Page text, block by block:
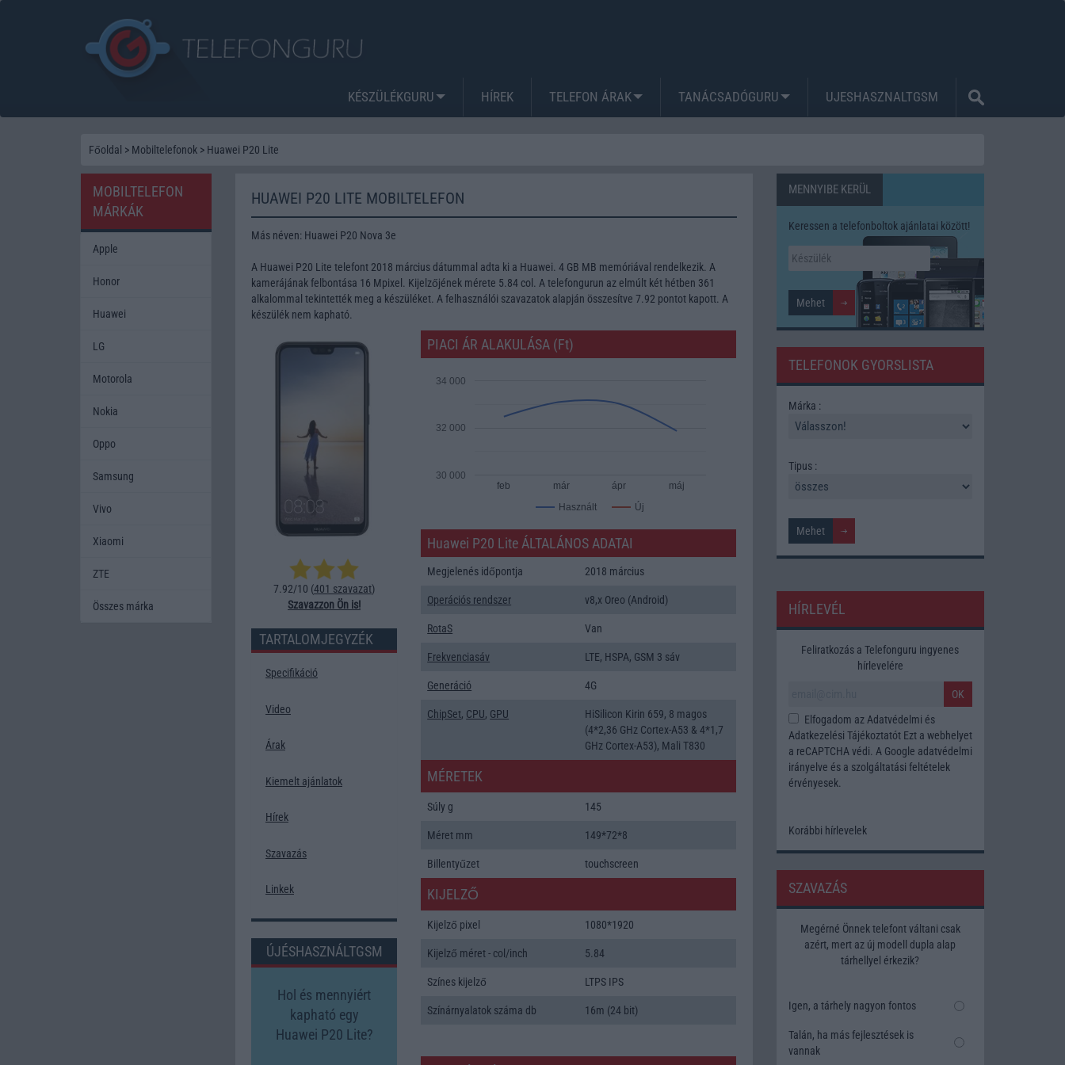
KÉSZÜLÉKGURU HÍREK TELEFON ÁRAK TANÁCSADÓGURU UJESHASZNALTGSM
Főoldal > Mobiltelefonok > Huawei P20 Lite
HUAWEI P20 LITE MOBILTELEFON
Más néven: Huawei P20 Nova 3e
A Huawei P20 Lite telefont 2018 március dátummal adta ki a Huawei. 4 GB MB memóriával rendelkezik. A
kamerájának felbontása 16 Mpixel. Kijelzőjének mérete 5.84 col. A telefongurun az elmúlt két hétben 361
alkalommal tekintették meg a készüléket. A felhasználói szavazatok alapján összesítve 7.92 pontot kapott. A
készülék nem kapható.
7.92/10 (401 szavazat)
Szavazzon Ön is!
TARTALOMJEGYZÉK
Specifikáció
Video
Árak
Kiemelt ajánlatok
Hírek
Szavazás
Linkek
ÚJÉSHASZNÁLTGSM
Hol és mennyiért
kapható egy
Huawei P20 Lite?
PIACI ÁR ALAKULÁSA (Ft)
Használt Új
feb már ápr máj
30 000
32 000
34 000
Huawei P20 Lite ÁLTALÁNOS ADATAI
Megjelenés időpontja 2018 március
Operációs rendszer v8,x Oreo (Android)
RotaS Van
Frekvenciasáv LTE, HSPA, GSM 3 sáv
Generáció 4G
ChipSet, CPU, GPU
HiSilicon Kirin 659, 8 magos
(4*2,36 GHz Cortex-A53 & 4*1,7
GHz Cortex-A53), Mali T830
MÉRETEK
Súly g 145
Méret mm 149*72*8
Billentyűzet touchscreen
KIJELZŐ
Kijelző pixel 1080*1920
Kijelző méret - col/inch 5.84
Színes kijelző LTPS IPS
Színárnyalatok száma db 16m (24 bit)
MENNYIBE KERÜL
Keressen a telefonboltok ajánlatai között!
TELEFONOK GYORSLISTA
Márka :
Tipus :
HÍRLEVÉL
Feliratkozás a Telefonguru ingyenes
hírlevelére
OK
Elfogadom az Adatvédelmi és
Adatkezelési TájékoztatótEzt a webhelyet
a reCAPTCHA védi. A Google adatvédelmi
irányelve és a szolgáltatási feltételek
érvényesek.
Korábbi hírlevelek
SZAVAZÁS
Megérné Önnek telefont váltani csak
azért, mert az új modell dupla alap
tárhellyel érkezik?
Igen, a tárhely nagyon fontos
Talán, ha más fejlesztések is
vannak
MOBILTELEFON
MÁRKÁK
Apple
Honor
Huawei
LG
Motorola
Nokia
Oppo
Samsung
Vivo
Xiaomi
ZTE
Összes márka